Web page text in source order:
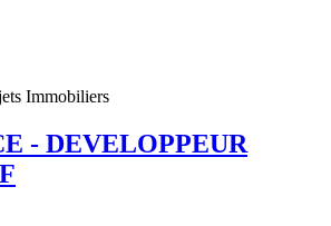
Immobiliers
- DEVELOPPEUR